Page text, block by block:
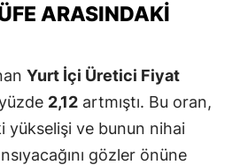
ARASINDAKI
Yurt İçi Üretici Fiyat
2,12 artmıştı. Bu oran,
yükselişi ve bunun nihai
gözler önüne